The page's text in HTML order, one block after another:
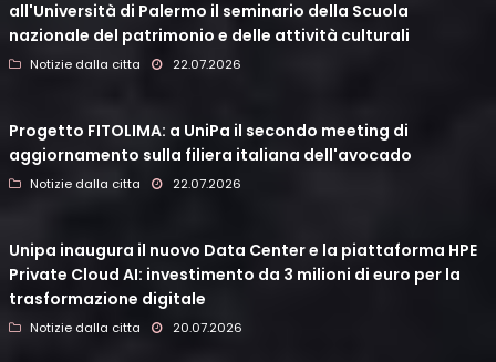
all'Università di Palermo il seminario della Scuola
nazionale del patrimonio e delle attività culturali
Notizie dalla citta 22.07.2026
Progetto FITOLIMA: a UniPa il secondo meeting di
aggiornamento sulla filiera italiana dell'avocado
Notizie dalla citta 22.07.2026
Unipa inaugura il nuovo Data Center e la piattaforma HPE
Private Cloud AI: investimento da 3 milioni di euro per la
trasformazione digitale
Notizie dalla citta 20.07.2026